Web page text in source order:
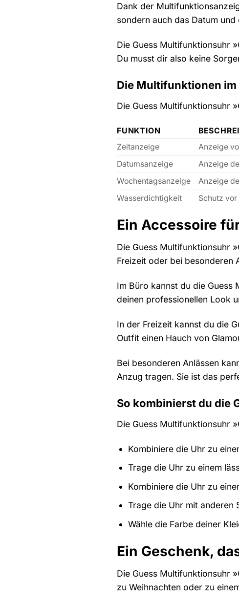
Dank der
sondern auch das Datum
Die Guess Multifunktionsuhr
Du musst dir also keine
Die Multifunktionen
Die Guess Multifunktionsuhr
FUNKTION
Zeitanzeige
Anzeige
Datumsanzeige
Anzeige
Wochentagsanzeige
Anzeige
Wasserdichtigkeit
Schutz
Ein Accessoire
Die Guess Multifunktionsuhr
Freizeit oder bei besonderen
Im Büro kannst du die Guess
deinen professionellen Look
In der Freizeit kannst du die
Outfit einen Hauch von
Bei besonderen Anlässen
Anzug tragen. Sie ist das
So kombinierst du die
Die Guess Multifunktionsuhr
Kombiniere die Uhr zu
Trage die Uhr zu einem
Kombiniere die Uhr zu
Trage die Uhr mit anderen
Wähle die Farbe deiner
Ein Geschenk,
Die Guess Multifunktionsuhr
zu Weihnachten oder zu